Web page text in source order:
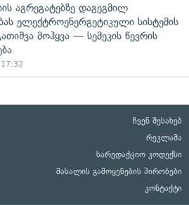
აგრეგატებზე დაგეგმილ
ელექტროენერგეტიკული სისტემის
მოჰყვა — სემეკის წევრის
17:32
ჩვენ შესახებ
რეკლამა
სარედაქციო კოდექსი
მასალის გამოყენების პირობები
კონტაქტი